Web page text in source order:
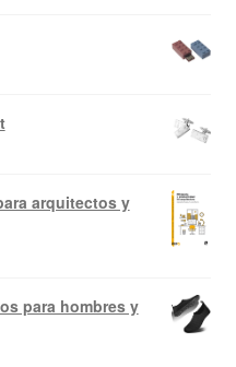
arquitectos y
para hombres y